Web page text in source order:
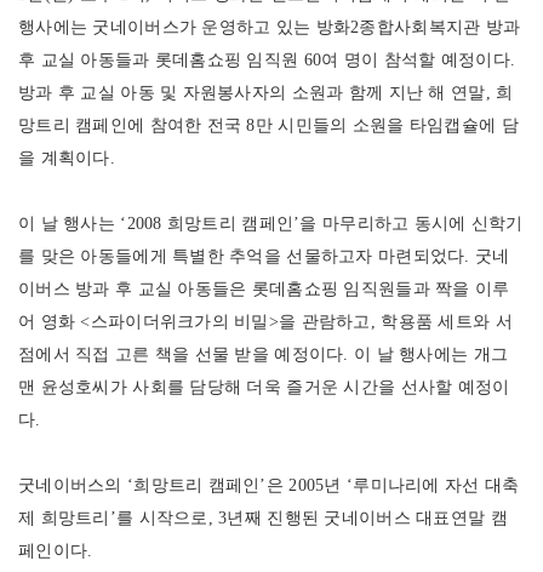
행사에는 굿네이버스가 운영하고 있는 방화2종합사회복지관 방과
후 교실 아동들과 롯데홈쇼핑 임직원 60여 명이 참석할 예정이다.
방과 후 교실 아동 및 자원봉사자의 소원과 함께 지난 해 연말, 희
망트리 캠페인에 참여한 전국 8만 시민들의 소원을 타임캡슐에 담
을 계획이다.
이 날 행사는 ‘2008 희망트리 캠페인’을 마무리하고 동시에 신학기
를 맞은 아동들에게 특별한 추억을 선물하고자 마련되었다. 굿네
이버스 방과 후 교실 아동들은 롯데홈쇼핑 임직원들과 짝을 이루
어 영화 <스파이더위크가의 비밀>을 관람하고, 학용품 세트와 서
점에서 직접 고른 책을 선물 받을 예정이다. 이 날 행사에는 개그
맨 윤성호씨가 사회를 담당해 더욱 즐거운 시간을 선사할 예정이
다.
굿네이버스의 ‘희망트리 캠페인’은 2005년 ‘루미나리에 자선 대축
제 희망트리’를 시작으로, 3년째 진행된 굿네이버스 대표연말 캠
페인이다.